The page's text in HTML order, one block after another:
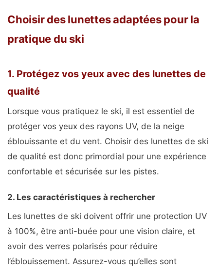
Choisir des lunettes adaptées pour la
pratique du ski
1. Protégez vos yeux avec des lunettes de
qualité
Lorsque vous pratiquez le ski, il est essentiel de
protéger vos yeux des rayons UV, de la neige
éblouissante et du vent. Choisir des lunettes de ski
de qualité est donc primordial pour une expérience
confortable et sécurisée sur les pistes.
2. Les caractéristiques à rechercher
Les lunettes de ski doivent offrir une protection UV
à 100%, être anti-buée pour une vision claire, et
avoir des verres polarisés pour réduire
l’éblouissement. Assurez-vous qu’elles sont